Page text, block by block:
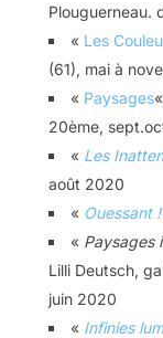
Plouguerneau.
« Les
(61), mai à
« Paysages
20ème,
« Les
août 2020
« Ouessant !
« Paysages
Lilli Deutsch,
juin 2020
« Infinies